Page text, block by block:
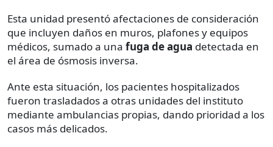
Esta unidad presentó afectaciones de consideración
que incluyen daños en muros, plafones y equipos
médicos, sumado a una fuga de agua detectada en
el área de ósmosis inversa.
Ante esta situación, los pacientes hospitalizados
fueron trasladados a otras unidades del instituto
mediante ambulancias propias, dando prioridad a los
casos más delicados.